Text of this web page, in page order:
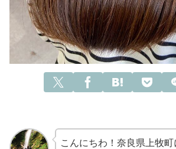
こんにちわ！奈良県上牧